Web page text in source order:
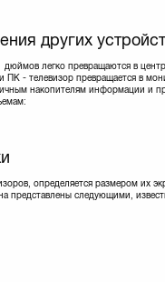
других
дюймов легко превращаются в
ПК - телевизор превращается в
накопителям информации
определяется размером их
представлены следующими,